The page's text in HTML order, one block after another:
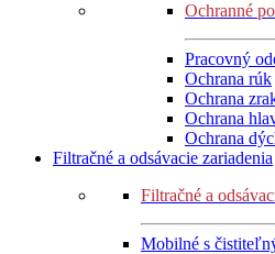
Ochranné
Pracovný
Ochrana rúk
Ochrana
Ochrana
Ochrana
Filtračné a odsávacie zariadenia
Filtračné a
Mobilné s